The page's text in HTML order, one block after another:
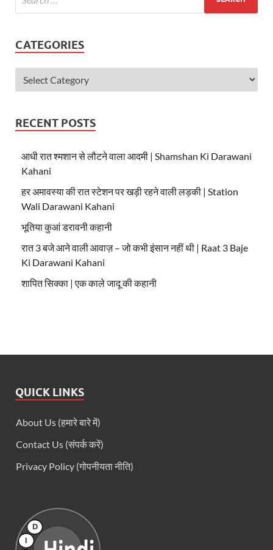
CATEGORIES
RECENT POSTS
आधी रात श्मशान से लौटने वाला आदमी | Shamshan Ki Darawani
Kahani
हर अमावस्या की रात स्टेशन पर खड़ी रहने वाली लड़की | Station
Wali Darawani Kahani
भूतिया कुआं डरावनी कहानी
रात 3 बजे आने वाली आवाज़ – जो कभी इंसान नहीं थी | Raat 3 Baje
Ki Darawani Kahani
शापित सिक्का | एक काले जादू की कहानी
QUICK LINKS
About Us (हमारे बारे में)
Contact Us (संपर्क करें)
Privacy Policy (गोपनीयता नीति)